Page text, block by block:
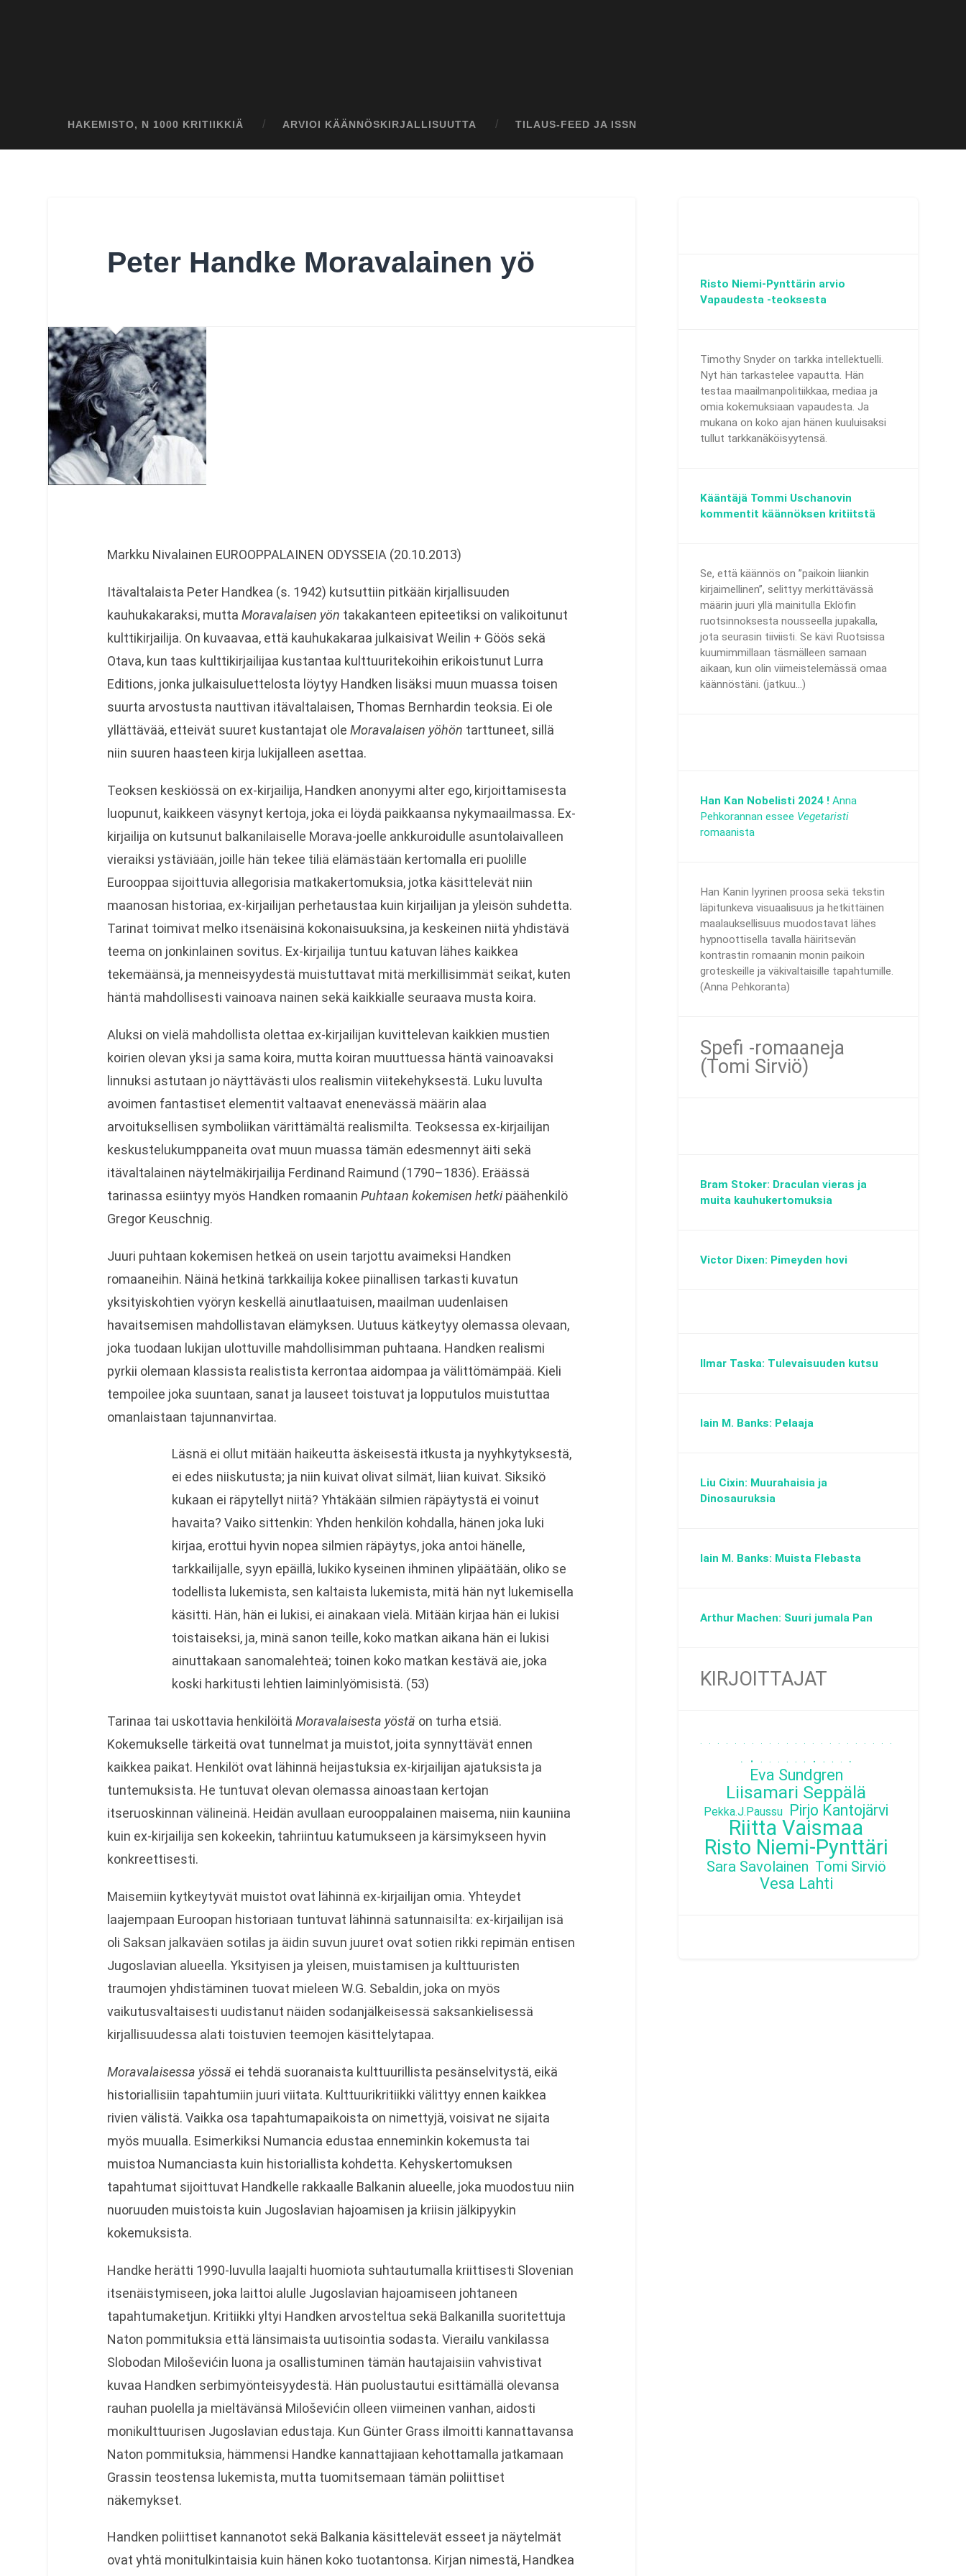
HAKEMISTO, N 1000 KRITIIKKIÄ ARVIOI KÄÄNNÖSKIRJALLISUUTTA TILAUS-FEED JA ISSN
Peter Handke Moravalainen yö
Markku Nivalainen EUROOPPALAINEN ODYSSEIA (20.10.2013)
Itävaltalaista Peter Handkea (s. 1942) kutsuttiin pitkään kirjallisuuden
kauhukakaraksi, mutta Moravalaisen yön takakanteen epiteetiksi on valikoitunut
kulttikirjailija. On kuvaavaa, että kauhukakaraa julkaisivat Weilin + Göös sekä
Otava, kun taas kulttikirjailijaa kustantaa kulttuuritekoihin erikoistunut Lurra
Editions, jonka julkaisuluettelosta löytyy Handken lisäksi muun muassa toisen
suurta arvostusta nauttivan itävaltalaisen, Thomas Bernhardin teoksia. Ei ole
yllättävää, etteivät suuret kustantajat ole Moravalaisen yöhön tarttuneet, sillä
niin suuren haasteen kirja lukijalleen asettaa.
Teoksen keskiössä on ex-kirjailija, Handken anonyymi alter ego, kirjoittamisesta
luopunut, kaikkeen väsynyt kertoja, joka ei löydä paikkaansa nykymaailmassa. Ex-
kirjailija on kutsunut balkanilaiselle Morava-joelle ankkuroidulle asuntolaivalleen
vieraiksi ystäviään, joille hän tekee tiliä elämästään kertomalla eri puolille
Eurooppaa sijoittuvia allegorisia matkakertomuksia, jotka käsittelevät niin
maanosan historiaa, ex-kirjailijan perhetaustaa kuin kirjailijan ja yleisön suhdetta.
Tarinat toimivat melko itsenäisinä kokonaisuuksina, ja keskeinen niitä yhdistävä
teema on jonkinlainen sovitus. Ex-kirjailija tuntuu katuvan lähes kaikkea
tekemäänsä, ja menneisyydestä muistuttavat mitä merkillisimmät seikat, kuten
häntä mahdollisesti vainoava nainen sekä kaikkialle seuraava musta koira.
Aluksi on vielä mahdollista olettaa ex-kirjailijan kuvittelevan kaikkien mustien
koirien olevan yksi ja sama koira, mutta koiran muuttuessa häntä vainoavaksi
linnuksi astutaan jo näyttävästi ulos realismin viitekehyksestä. Luku luvulta
avoimen fantastiset elementit valtaavat enenevässä määrin alaa
arvoituksellisen symboliikan värittämältä realismilta. Teoksessa ex-kirjailijan
keskustelukumppaneita ovat muun muassa tämän edesmennyt äiti sekä
itävaltalainen näytelmäkirjailija Ferdinand Raimund (1790–1836). Eräässä
tarinassa esiintyy myös Handken romaanin Puhtaan kokemisen hetkipäähenkilö
Gregor Keuschnig.
Juuri puhtaan kokemisen hetkeä on usein tarjottu avaimeksi Handken
romaaneihin. Näinä hetkinä tarkkailija kokee piinallisen tarkasti kuvatun
yksityiskohtien vyöryn keskellä ainutlaatuisen, maailman uudenlaisen
havaitsemisen mahdollistavan elämyksen. Uutuus kätkeytyy olemassa olevaan,
joka tuodaan lukijan ulottuville mahdollisimman puhtaana. Handken realismi
pyrkii olemaan klassista realistista kerrontaa aidompaa ja välittömämpää. Kieli
tempoilee joka suuntaan, sanat ja lauseet toistuvat ja lopputulos muistuttaa
omanlaistaan tajunnanvirtaa.
Läsnä ei ollut mitään haikeutta äskeisestä itkusta ja nyyhkytyksestä,
ei edes niiskutusta; ja niin kuivat olivat silmät, liian kuivat. Siksikö
kukaan ei räpytellyt niitä? Yhtäkään silmien räpäytystä ei voinut
havaita? Vaiko sittenkin: Yhden henkilön kohdalla, hänen joka luki
kirjaa, erottui hyvin nopea silmien räpäytys, joka antoi hänelle,
tarkkailijalle, syyn epäillä, lukiko kyseinen ihminen ylipäätään, oliko se
todellista lukemista, sen kaltaista lukemista, mitä hän nyt lukemisella
käsitti. Hän, hän ei lukisi, ei ainakaan vielä. Mitään kirjaa hän ei lukisi
toistaiseksi, ja, minä sanon teille, koko matkan aikana hän ei lukisi
ainuttakaan sanomalehteä; toinen koko matkan kestävä aie, joka
koski harkitusti lehtien laiminlyömisistä. (53)
Tarinaa tai uskottavia henkilöitä Moravalaisesta yöstä on turha etsiä.
Kokemukselle tärkeitä ovat tunnelmat ja muistot, joita synnyttävät ennen
kaikkea paikat. Henkilöt ovat lähinnä heijastuksia ex-kirjailijan ajatuksista ja
tuntemuksista. He tuntuvat olevan olemassa ainoastaan kertojan
itseruoskinnan välineinä. Heidän avullaan eurooppalainen maisema, niin kauniina
kuin ex-kirjailija sen kokeekin, tahriintuu katumukseen ja kärsimykseen hyvin
konkreettisesti.
Maisemiin kytkeytyvät muistot ovat lähinnä ex-kirjailijan omia. Yhteydet
laajempaan Euroopan historiaan tuntuvat lähinnä satunnaisilta: ex-kirjailijan isä
oli Saksan jalkaväen sotilas ja äidin suvun juuret ovat sotien rikki repimän entisen
Jugoslavian alueella. Yksityisen ja yleisen, muistamisen ja kulttuuristen
traumojen yhdistäminen tuovat mieleen W.G. Sebaldin, joka on myös
vaikutusvaltaisesti uudistanut näiden sodanjälkeisessä saksankielisessä
kirjallisuudessa alati toistuvien teemojen käsittelytapaa.
Moravalaisessa yössä ei tehdä suoranaista kulttuurillista pesänselvitystä, eikä
historiallisiin tapahtumiin juuri viitata. Kulttuurikritiikki välittyy ennen kaikkea
rivien välistä. Vaikka osa tapahtumapaikoista on nimettyjä, voisivat ne sijaita
myös muualla. Esimerkiksi Numancia edustaa enneminkin kokemusta tai
muistoa Numanciasta kuin historiallista kohdetta. Kehyskertomuksen
tapahtumat sijoittuvat Handkelle rakkaalle Balkanin alueelle, joka muodostuu niin
nuoruuden muistoista kuin Jugoslavian hajoamisen ja kriisin jälkipyykin
kokemuksista.
Handke herätti 1990-luvulla laajalti huomiota suhtautumalla kriittisesti Slovenian
itsenäistymiseen, joka laittoi alulle Jugoslavian hajoamiseen johtaneen
tapahtumaketjun. Kritiikki yltyi Handken arvosteltua sekä Balkanilla suoritettuja
Naton pommituksia että länsimaista uutisointia sodasta. Vierailu vankilassa
Slobodan Miloševićin luona ja osallistuminen tämän hautajaisiin vahvistivat
kuvaa Handken serbimyönteisyydestä. Hän puolustautui esittämällä olevansa
rauhan puolella ja mieltävänsä Miloševićin olleen viimeinen vanhan, aidosti
monikulttuurisen Jugoslavian edustaja. Kun Günter Grass ilmoitti kannattavansa
Naton pommituksia, hämmensi Handke kannattajiaan kehottamalla jatkamaan
Grassin teostensa lukemista, mutta tuomitsemaan tämän poliittiset
näkemykset.
Handken poliittiset kannanotot sekä Balkania käsittelevät esseet ja näytelmät
ovat yhtä monitulkintaisia kuin hänen koko tuotantonsa. Kirjan nimestä, Handkea
Risto Niemi-Pynttärin arvio
Vapaudesta -teoksesta
Timothy Snyder on tarkka intellektuelli.
Nyt hän tarkastelee vapautta. Hän
testaa maailmanpolitiikkaa, mediaa ja
omia kokemuksiaan vapaudesta. Ja
mukana on koko ajan hänen kuuluisaksi
tullut tarkkanäköisyytensä.
Kääntäjä Tommi Uschanovin
kommentit käännöksen kritiitstä
Se, että käännös on ”paikoin liiankin
kirjaimellinen”, selittyy merkittävässä
määrin juuri yllä mainitulla Eklöfin
ruotsinnoksesta nousseella jupakalla,
jota seurasin tiiviisti. Se kävi Ruotsissa
kuumimmillaan täsmälleen samaan
aikaan, kun olin viimeistelemässä omaa
käännöstäni. (jatkuu...)
Han Kan Nobelisti 2024 ! Anna
Pehkorannan essee Vegetaristi
romaanista
Han Kanin lyyrinen proosa sekä tekstin
läpitunkeva visuaalisuus ja hetkittäinen
maalauksellisuus muodostavat lähes
hypnoottisella tavalla häiritsevän
kontrastin romaanin monin paikoin
groteskeille ja väkivaltaisille tapahtumille.
(Anna Pehkoranta)
Spefi -romaaneja
(Tomi Sirviö)
Bram Stoker: Draculan vieras ja
muita kauhukertomuksia
Victor Dixen: Pimeyden hovi
Ilmar Taska: Tulevaisuuden kutsu
Iain M. Banks: Pelaaja
Liu Cixin: Muurahaisia ja
Dinosauruksia
Iain M. Banks: Muista Flebasta
Arthur Machen: Suuri jumala Pan
KIRJOITTAJAT
. . . . . . . . . . . . . . . . . . . . . . .
. . . . . . . . . .
Eva Sundgren
Liisamari Seppälä
Pekka.J.Paussu Pirjo Kantojärvi
Riitta Vaismaa
Risto Niemi-Pynttäri
Sara Savolainen Tomi Sirviö
Vesa Lahti